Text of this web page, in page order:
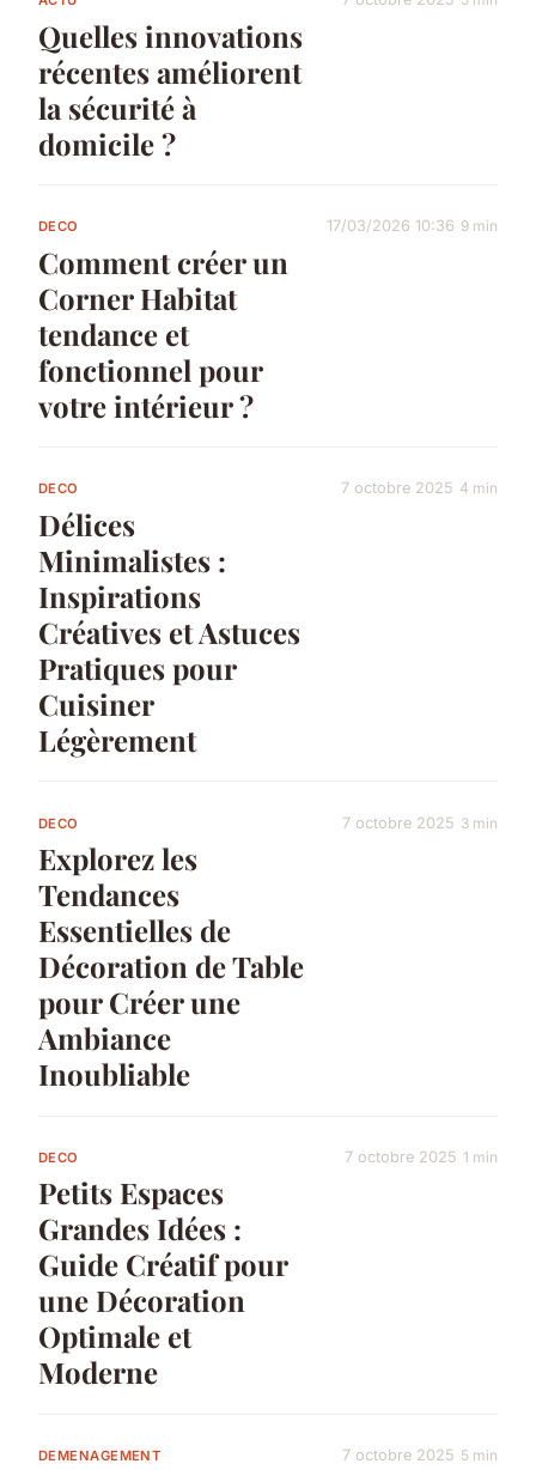
Quelles innovations
récentes améliorent
la sécurité à
domicile ?
DECO
Comment créer un
Corner Habitat
tendance et
fonctionnel pour
votre intérieur ?
17/03/2026 10:36 9 min
DECO
Délices
Minimalistes :
Inspirations
Créatives et Astuces
Pratiques pour
Cuisiner
Légèrement
7 octobre 2025 4 min
DECO
Explorez les
Tendances
Essentielles de
Décoration de Table
pour Créer une
Ambiance
Inoubliable
7 octobre 2025 3 min
DECO
Petits Espaces
Grandes Idées :
Guide Créatif pour
une Décoration
Optimale et
Moderne
7 octobre 2025 1 min
DEMENAGEMENT 7 octobre 2025 5 min